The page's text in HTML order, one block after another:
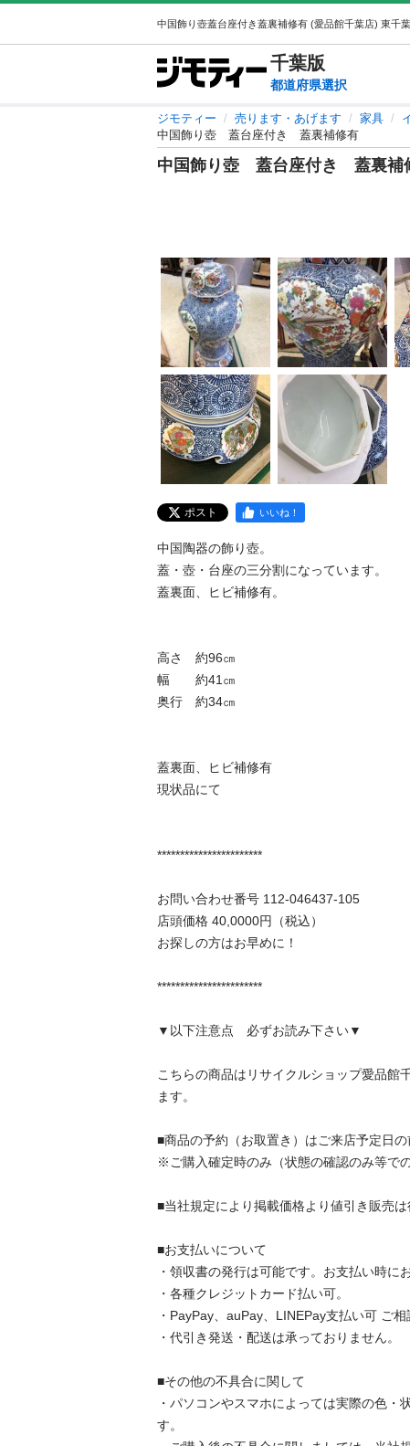
千葉版
都道府県選択
ジモティー 売ります・あげます 家具
中国飾り壺 蓋台座付き 蓋裏補修有
中国飾り壺 蓋台座付き 蓋裏補
ポスト いいね！
中国陶器の飾り壺。
蓋・壺・台座の三分割になっています。
蓋裏面、ヒビ補修有。
高さ　約96㎝
幅　　約41㎝
奥行　約34㎝
蓋裏面、ヒビ補修有
現状品にて
***********************
お問い合わせ番号 112-046437-105
店頭価格 40,0000円（税込）
お探しの方はお早めに！
***********************
▼以下注意点　必ずお読み下さい▼
こちらの商品はリサイクルショップ愛品館
ます。
■商品の予約（お取置き）はご来店予定日
※ご購入確定時のみ（状態の確認のみ等で
■当社規定により掲載価格より値引き販売は
■お支払いについて
・領収書の発行は可能です。お支払い時に
・各種クレジットカード払い可。
・PayPay、auPay、LINEPay支払い可 ご相
・代引き発送・配送は承っておりません。
■その他の不具合に関して
・パソコンやスマホによっては実際の色・
す。